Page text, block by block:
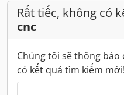
Rất tiếc, không có
cnc
Chúng tôi sẽ thông báo
có kết quả tìm kiếm mới!